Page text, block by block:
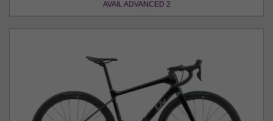
AVAIL ADVANCED 2